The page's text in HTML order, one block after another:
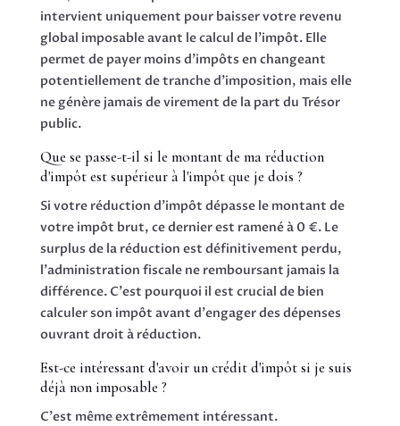
intervient uniquement pour baisser votre revenu
global imposable avant le calcul de l'impôt. Elle
permet de payer moins d'impôts en changeant
potentiellement de tranche d'imposition, mais elle
ne génère jamais de virement de la part du Trésor
public.
Que se passe-t-il si le montant de ma réduction
d'impôt est supérieur à l'impôt que je dois ?
Si votre réduction d'impôt dépasse le montant de
votre impôt brut, ce dernier est ramené à 0 €. Le
surplus de la réduction est définitivement perdu,
l'administration fiscale ne remboursant jamais la
différence. C'est pourquoi il est crucial de bien
calculer son impôt avant d'engager des dépenses
ouvrant droit à réduction.
Est-ce intéressant d'avoir un crédit d'impôt si je suis
déjà non imposable ?
C'est même extrêmement intéressant.